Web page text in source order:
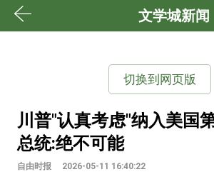
文学城新闻
切换到网页版
川普"认真考虑"纳入美国
总统:绝不可能
自由时报 2026-05-11 16:40:22